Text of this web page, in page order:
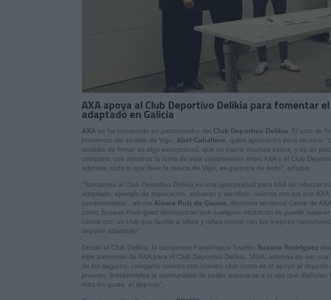
AXA apoya al Club Deportivo Delikia para fomentar
adaptado en Galicia
AXA se ha convertido en patrocinador del Club Deportivo Delikia . El acto de
presencia del alcalde de Vigo, Abel Caballero , quien aprovechó para recalcar
acabáis de firmar es algo excepcional, que os traerá muchos éxitos, y es un
compartir con vosotros la firma de esta colaboración entre AXA y el Club
además, todo lo que lleve la marca de Vigo, es garantía de éxito", añadía.
"Sumarnos al Club Deportivo Delikia es una oportunidad para AXA de reforzar
adaptado, ejemplo de superación, esfuerzo y sacrificio, valores con los que
comprometida", afirma Ainara Ruíz de Gauna , directora territorial Oeste de
como Susana Rodríguez demuestran que cualquier obstáculo se puede
contar con un club que facilite a niños y niñas contar con las mejores
deporte adaptado".
Desde el Club Delikia, la campeona Paralímpica Triatlón Susana Rodríguez
este patrocinio de AXA para el Club Deportivo Delikia. "AXA, además de ser
de los seguros, comparte valores con nuestro club como es el apoyo al deporte
jóvenes, brindándoles la oportunidad de poder superarse a la vez que disfrutan
más les gusta, el deporte".